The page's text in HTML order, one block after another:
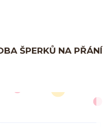
ŠPERKŮ NA PŘÁNÍ